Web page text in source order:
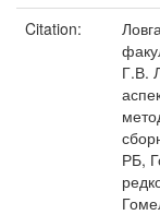
Citation:
Г.В.
РБ,